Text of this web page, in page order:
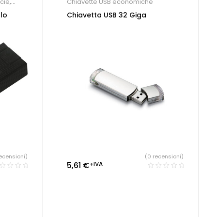
,
,
Chiavette USB economiche
Chiavetta USB 32 Giga
5,61 €+IVA
(0 recensioni)